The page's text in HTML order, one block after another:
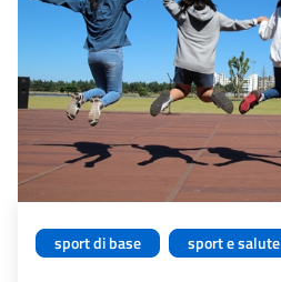
sport di base sport e salute